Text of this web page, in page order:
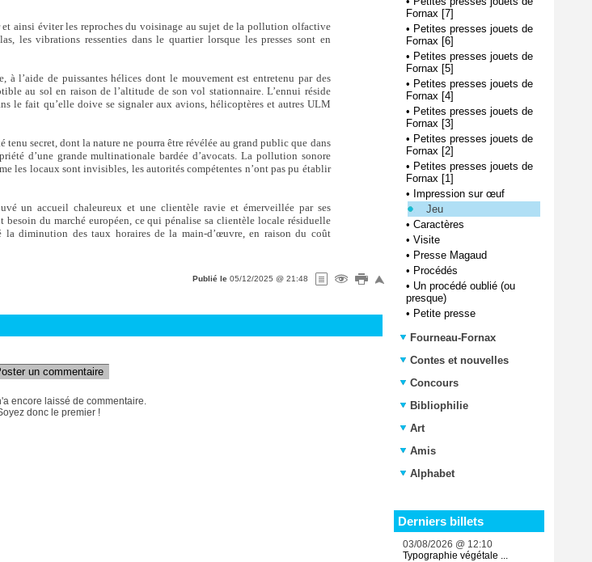
ainsi éviter les reproches du voisinage au sujet de la pollution olfactive
les vibrations ressenties dans le quartier lorsque les presses sont en
l’aide de puissantes hélices dont le mouvement est entretenu par des
au sol en raison de l’altitude de son vol stationnaire. L’ennui réside
le fait qu’elle doive se signaler aux avions, hélicoptères et autres ULM
secret, dont la nature ne pourra être révélée au grand public que dans
d’une grande multinationale bardée d’avocats. La pollution sonore
les locaux sont invisibles, les autorités compétentes n’ont pas pu établir
un accueil chaleureux et une clientèle ravie et émerveillée par ses
besoin du marché européen, ce qui pénalise sa clientèle locale résiduelle
diminution des taux horaires de la main-d’œuvre, en raison du coût
Publié le 05/12/2025 @ 21:48
un commentaire
encore laissé de commentaire.
donc le premier !
Fornax [7]
• Petites presses jouets de
Fornax [6]
• Petites presses jouets de
Fornax [5]
• Petites presses jouets de
Fornax [4]
• Petites presses jouets de
Fornax [3]
• Petites presses jouets de
Fornax [2]
• Petites presses jouets de
Fornax [1]
• Impression sur œuf
Jeu
• Caractères
• Visite
• Presse Magaud
• Procédés
• Un procédé oublié (ou
presque)
• Petite presse
Fourneau-Fornax
Contes et nouvelles
Concours
Bibliophilie
Art
Amis
Alphabet
Derniers billets
03/08/2026 @ 12:10
Typographie végétale ...